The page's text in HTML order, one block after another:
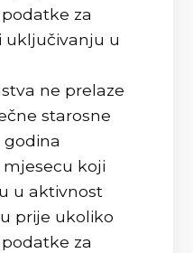
za
uključivanju u
ne prelaze
starosne
godina
koji
u aktivnost
prije ukoliko
za